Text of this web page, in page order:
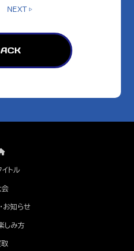
NEXT ▷
トル
会
お知らせ
しみ方
取